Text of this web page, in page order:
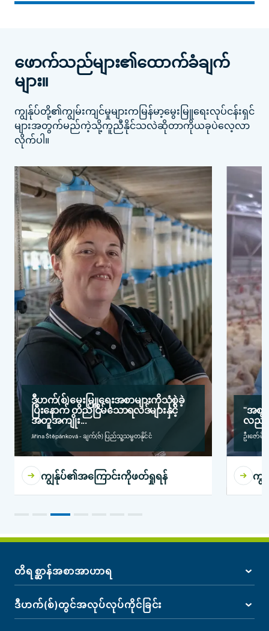
ဖောက်သည်များ၏ထောက်ခံချက်
များ။
ကျွန်ုပ်တို့၏ကျွမ်းကျင်မှုများကမြန်မာ့မွေးမြူရေးလုပ်ငန်းရှင်
များအတွက်မည်ကဲ့သို့ကူညီနိုင်သလဲဆိုတာကိုယခုပဲလေ့လာ
လိုက်ပါ။
ဒီဟက်(စ်)မွေးမြူရေးအစာများကိုသုံစွဲခဲ့
ပြီးနောက် တည်ငြိမ်သောရလဒ်များနှင့်
အတူအကျိုး...
Jiřina Štěpánková - ချက်(ဇ်) ပြည်သူ့သမ္မတနိုင်ငံ
ကျွန်ုပ်၏အကြောင်းကိုဖတ်ရှုရန်
"အစ
လည်း
ဦးဇော်မို
က
တိရစ္ဆာန်အစာအာဟာရ
ဒီဟက်(စ်)တွင်အလုပ်လုပ်ကိုင်ခြင်း